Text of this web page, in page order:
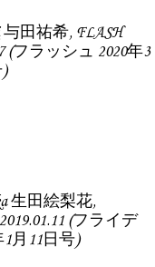
与田祐希, FLASH
(フラッシュ 2020年3
生田絵梨花,
(フライデ
1月11日号)